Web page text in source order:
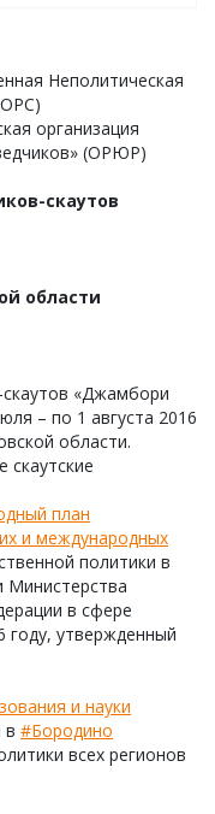
Неполитическая
организация
(ОРЮР)
скаутов
области
скаутов «Джамбори
– по 1 августа 2016
области.
план
и международных
политики в
Министерства
в сфере
году, утвержденный
и науки
в #Бородино
всех регионов